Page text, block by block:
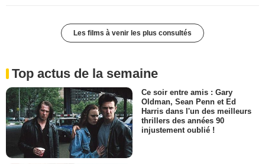
Les films à venir les plus consultés
Top actus de la semaine
Ce soir entre amis : Gary
Oldman, Sean Penn et Ed
Harris dans l'un des meilleurs
thrillers des années 90
injustement oublié !